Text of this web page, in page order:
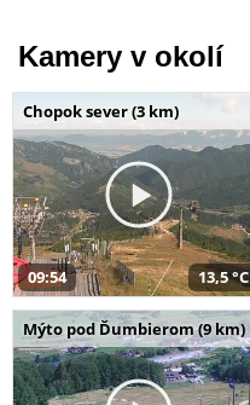
Kamery v okolí
Chopok sever (3 km)
09:54 13,5 °C
Mýto pod Ďumbierom (9 km)